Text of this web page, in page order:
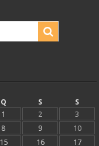
Q S
S
1
2
3
8 9
10
15 16 17